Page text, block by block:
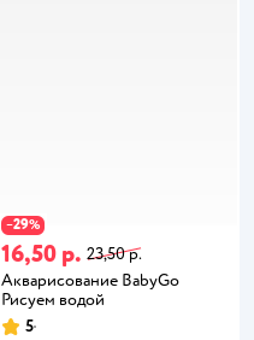
−29%
16,50 р. 23,50 р.
Акварисование BabyGo
Рисуем водой
5